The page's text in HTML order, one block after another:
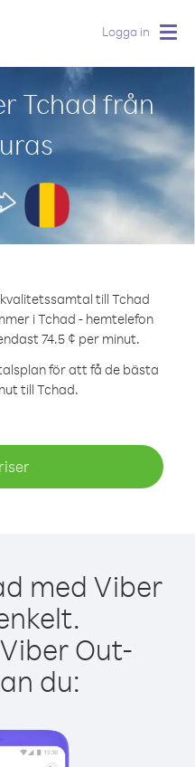
Logga in
Tchad från
till Tchad
i Tchad - hemtelefon
74.5 ¢ per minut.
för att få de bästa
till Tchad.
med Viber
Out-
du: